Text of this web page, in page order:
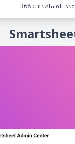
عدد المشاهدات: 368